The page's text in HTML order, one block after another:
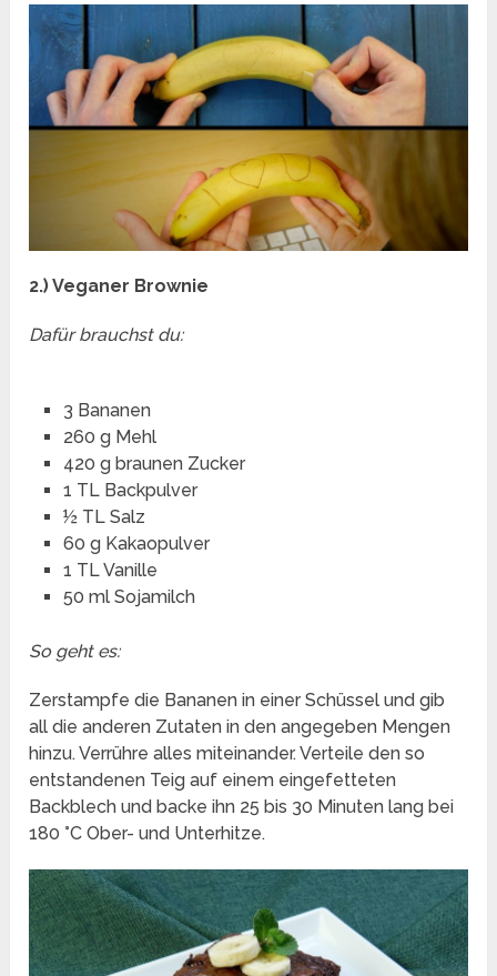
2.) Veganer Brownie
Dafür brauchst du:
3 Bananen
260 g Mehl
420 g braunen Zucker
1 TL Backpulver
½ TL Salz
60 g Kakaopulver
1 TL Vanille
50 ml Sojamilch
So geht es:
Zerstampfe die Bananen in einer Schüssel und gib
all die anderen Zutaten in den angegeben Mengen
hinzu. Verrühre alles miteinander. Verteile den so
entstandenen Teig auf einem eingefetteten
Backblech und backe ihn 25 bis 30 Minuten lang bei
180 °C Ober- und Unterhitze.